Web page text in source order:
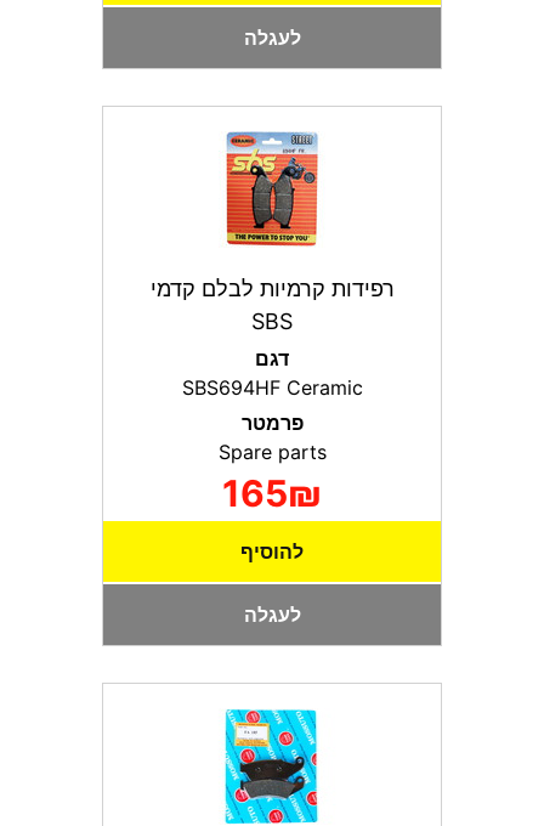
לעגלה
רפידות קרמיות לבלם קדמי
SBS
דגם
SBS694HF Ceramic
פרמטר
Spare parts
165₪
להוסיף
לעגלה